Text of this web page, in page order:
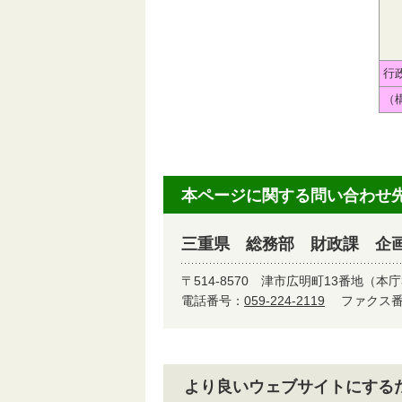
行
（
本ページに関する問い合わせ
三重県 総務部 財政課 企画
〒514-8570 津市広明町13番地（本庁
電話番号： 059-224-2119 ファクス
より良いウェブサイトにす